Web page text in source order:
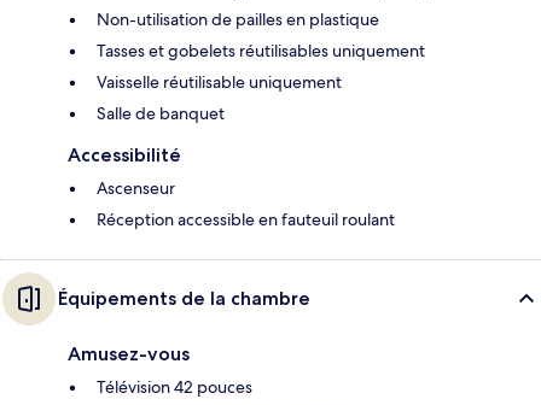
Non-utilisation de pailles en plastique
Tasses et gobelets réutilisables uniquement
Vaisselle réutilisable uniquement
Salle de banquet
Accessibilité
Ascenseur
Réception accessible en fauteuil roulant
Équipements de la chambre
Amusez-vous
Télévision 42 pouces